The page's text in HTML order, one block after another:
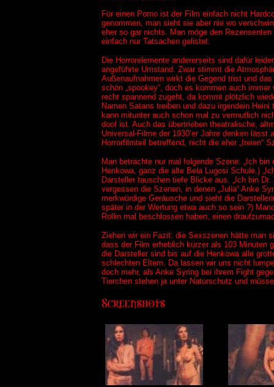
Für einen Porno ist der Film einfach nicht
genommen, man sieht sie aber nie wo
eher so gar nichts. Man möge den
einfach nur Tatsachen gelistet.
Die Horrorelemente andererseits sind dafür
angeführte Umstand. Zwar stimmt die
Außenaufnahmen wirkt die Gegend trist und
schön „spookey“, doch es kommen auch
recht spannend zugeht, da kommt plötzlich
Namen Satans treiben und dazu irgendein
kann mitunter auch schon mal zu vermutlich
doof ist. Auch das übertrieben theatralische,
Universal-Filme der 1930‘er Jahre denken
Horrorfilmteil betreffend, nicht die eher „freien“
Man betrachte nur mal folgende Szene: „Ich
Henkowa, ganz die alte Bela Lugosi Schule.)
Darsteller tauschen tiefe Blicke aus. „Ich bin
vergessen die Szenen, in denen „Julia“ Anke
merkwürdige Geräusche und sieht die
später in der Wertung etwa auch so sein ?)
Rollin mal beschlossen haben, einen
Ziehen wir ein Fazit: die Sexszenen hätte man
dass der Film erheblich kürzer als 103 Minuten
die Darsteller sind bis auf die Henkowa alle
schlechten Eltern. Da lassen wir uns nicht
doch mehr, als Anke Syring bei ihrem Fight
Tierchen stehen ja unter Naturschutz und